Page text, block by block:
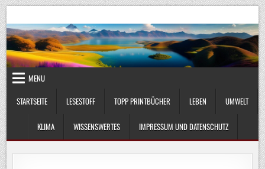
Skip
to
content
UmweltKlima.com
MENU
STARTSEITE
LESESTOFF TOPP PRINTBÜCHER LEBEN UMWELT
KLIMA WISSENSWERTES IMPRESSUM UND DATENSCHUTZ